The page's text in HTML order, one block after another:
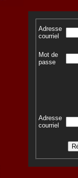
Adresse
courriel
Mot de
passe
Adresse
courriel